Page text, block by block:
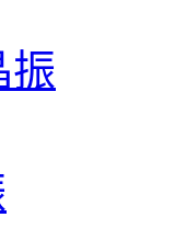
振